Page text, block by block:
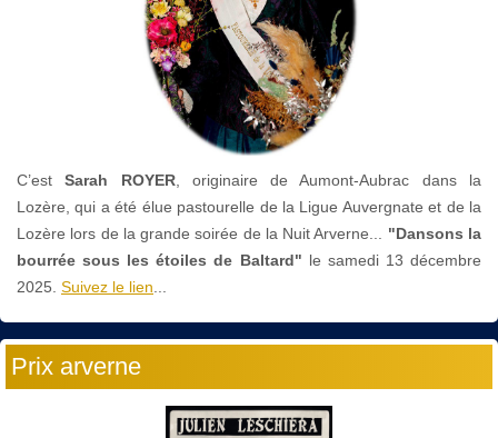
C’estSarah ROYER, originaire de Aumont-Aubrac dans la
Lozère, qui a été élue pastourelle de la Ligue Auvergnate et de la
Lozère lors de la grande soirée de la Nuit Arverne... "Dansons la
bourrée sous les étoiles de Baltard" le samedi 13 décembre
2025. Suivez le lien...
Prix arverne